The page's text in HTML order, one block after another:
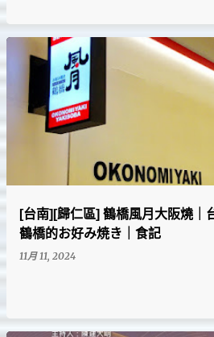
[台南][歸仁區] 鶴橋風月大阪燒｜
鶴橋的お好み焼き｜食記
11月 11, 2024